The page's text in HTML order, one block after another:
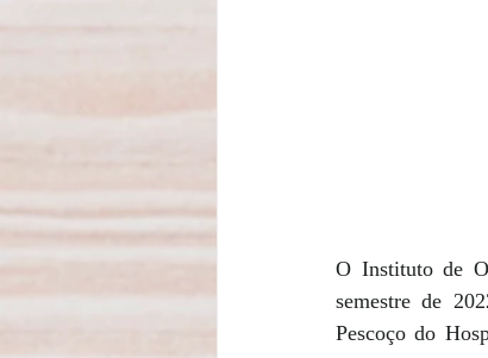
O Instituto de
semestre de
Pescoço do